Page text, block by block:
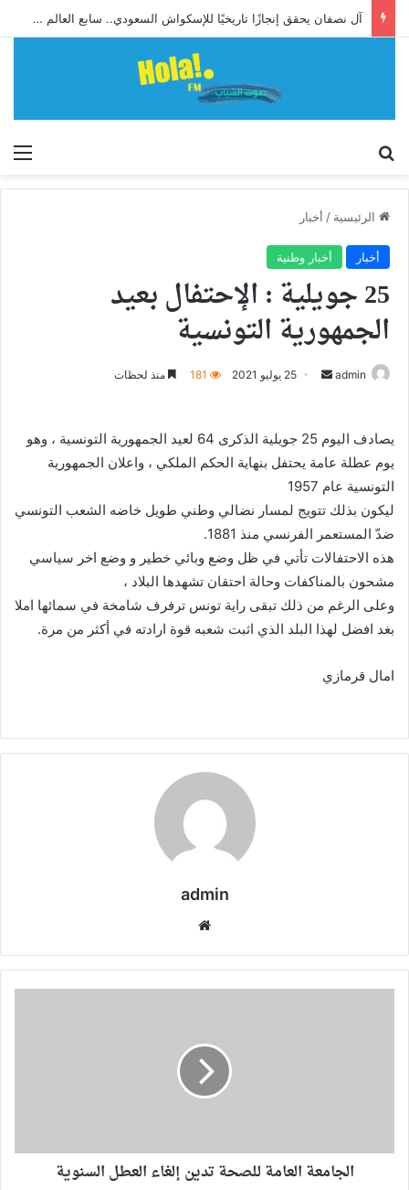
آل نصفان يحقق إنجازًا تاريخيًا للإسكواش السعودي.. سابع العالم وأول آسيوي يبلغ ربع نهائي بطولة العالم للشباب
الرئيسية / أخبار
أخبار أخبار وطنية
25 جويلية : الإحتفال بعيد
الجمهورية التونسية
admin
أرسل 25 يوليو 2021 181 منذ لحظات
يصادف اليوم 25 جويلية الذكرى 64 لعيد الجمهورية التونسية ، وهو
يوم عطلة عامة يحتفل بنهاية الحكم الملكي ، واعلان الجمهورية
التونسية عام 1957
ليكون بذلك تتويج لمسار نضالي وطني طويل خاضه الشعب التونسي
ضدّ المستعمر الفرنسي منذ 1881.
هذه الاحتفالات تأتي في ظل وضع وبائي خطير و وضع اخر سياسي
مشحون بالمناكفات وحالة احتقان تشهدها البلاد ،
وعلى الرغم من ذلك تبقى راية تونس ترفرف شامخة في سمائها املا
بغد افضل لهذا البلد الذي اثبت شعبه قوة ارادته في أكثر من مرة.
امال قرمازي
admin
الجامعة العامة للصحة تدين إلغاء العطل السنوية